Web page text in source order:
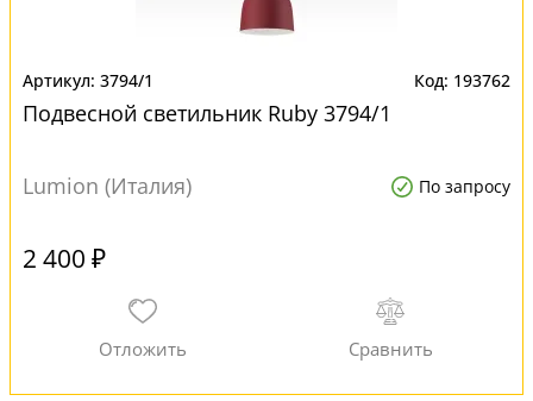
3794/1 193762
Подвесной светильник Ruby 3794/1
Lumion (Италия) По запросу
2 400 ₽